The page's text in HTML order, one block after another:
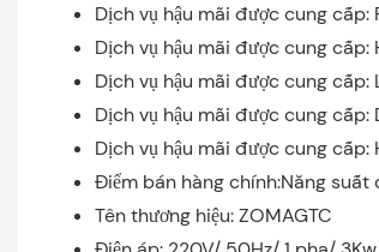
Dịch vụ hậu mãi được cung cấp:
Dịch vụ hậu mãi được cung
Dịch vụ hậu mãi được cung
Dịch vụ hậu mãi được cung
Dịch vụ hậu mãi được cung
Điểm bán hàng chính:Năng suất
Tên thương hiệu: ZOMAGTC